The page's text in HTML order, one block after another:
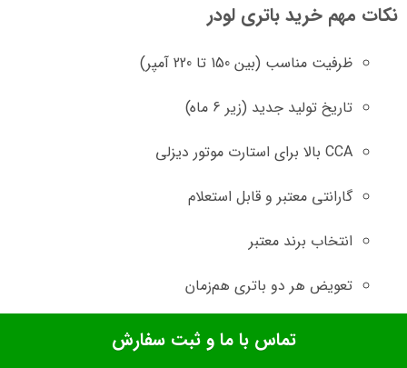
نکات مهم خرید باتری لودر
ظرفیت مناسب (بین 150 تا 220 آمپر)
تاریخ تولید جدید (زیر 6 ماه)
CCA بالا برای استارت موتور دیزلی
گارانتی معتبر و قابل استعلام
انتخاب برند معتبر
تعویض هر دو باتری هم‌زمان
تست دینام و شارژر قبل از نصب
تماس با ما و ثبت سفارش